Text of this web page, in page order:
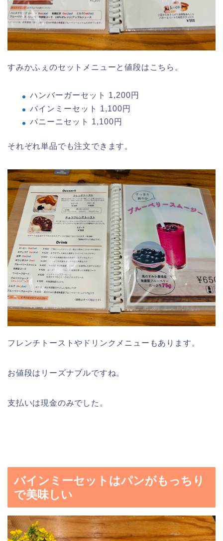
すみかふぇのセットメニューと値段はこちら。
ハンバーガーセット 1,200円
バインミーセット 1,100円
パニーニセット 1,100円
それぞれ単品でも注文できます。
フレンチトーストやドリンクメニューもあります。
お値段はリーズナブルですね。
支払いは現金のみでした。
バインミーセットはパンがもっちり
で美味しい